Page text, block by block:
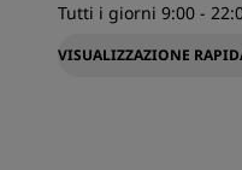
Tutti i giorni 9:00 -
VISUALIZZAZIONE